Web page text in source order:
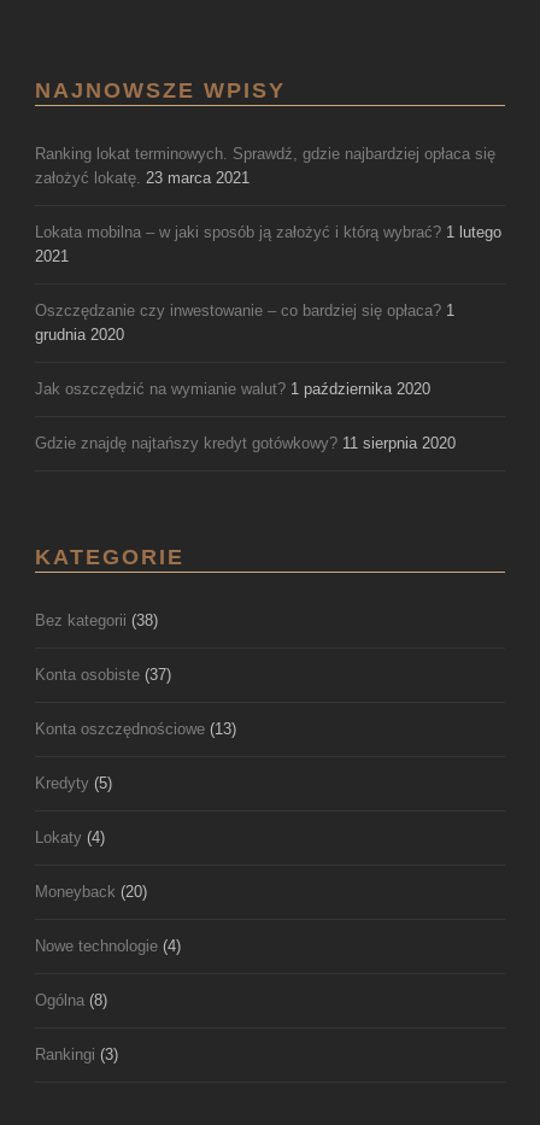
NAJNOWSZE WPISY
Ranking lokat terminowych. Sprawdź, gdzie najbardziej opłaca się
założyć lokatę. 23 marca 2021
Lokata mobilna – w jaki sposób ją założyć i którą wybrać? 1 lutego
2021
Oszczędzanie czy inwestowanie – co bardziej się opłaca? 1
grudnia 2020
Jak oszczędzić na wymianie walut? 1 października 2020
Gdzie znajdę najtańszy kredyt gotówkowy? 11 sierpnia 2020
KATEGORIE
Bez kategorii (38)
Konta osobiste (37)
Konta oszczędnościowe (13)
Kredyty (5)
Lokaty (4)
Moneyback (20)
Nowe technologie (4)
Ogólna (8)
Rankingi (3)